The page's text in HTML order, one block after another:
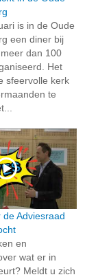
is in de Oude
een diner bij
dan 100
Het
sfeervolle kerk
te
Adviesraad
en
wat er in
Meldt u zich